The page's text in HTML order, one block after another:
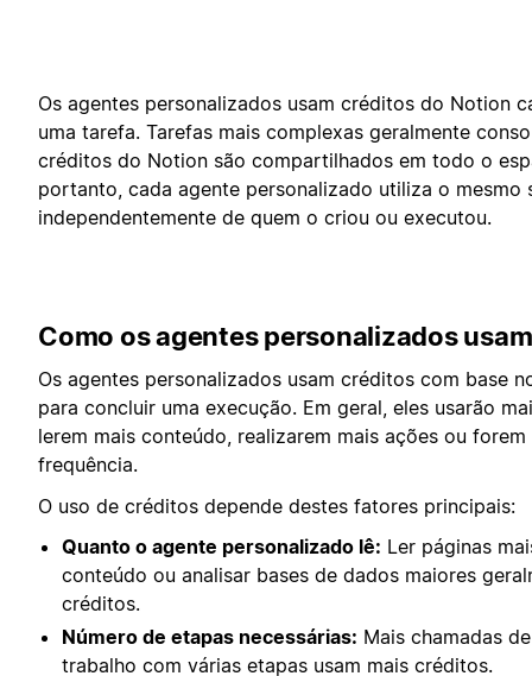
Os agentes personalizados usam créditos do Notion
uma tarefa. Tarefas mais complexas geralmente
créditos do Notion são compartilhados em todo o
portanto, cada agente personalizado utiliza o mesmo
independentemente de quem o criou ou executou.
Como os agentes personalizados
Os agentes personalizados usam créditos com base
para concluir uma execução. Em geral, eles usarão
lerem mais conteúdo, realizarem mais ações ou
frequência.
O uso de créditos depende destes fatores principais:
Quanto o agente personalizado lê: Ler páginas
conteúdo ou analisar bases de dados maiores
créditos.
Número de etapas necessárias: Mais chamadas
trabalho com várias etapas usam mais créditos.